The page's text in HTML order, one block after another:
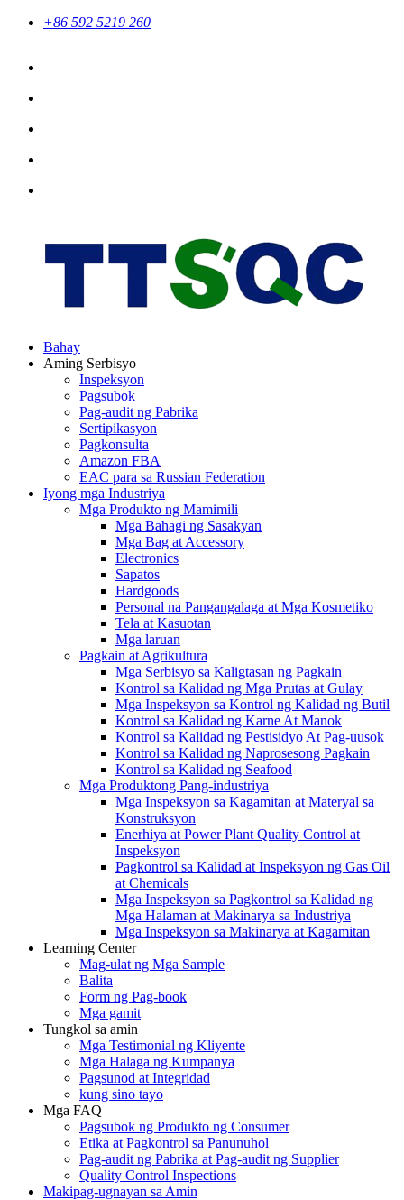
+86 592 5219 260
Bahay
Aming Serbisyo
Inspeksyon
Pagsubok
Pag-audit ng Pabrika
Sertipikasyon
Pagkonsulta
Amazon FBA
EAC para sa Russian Federation
Iyong mga Industriya
Mga Produkto ng Mamimili
Mga Bahagi ng Sasakyan
Mga Bag at Accessory
Electronics
Sapatos
Hardgoods
Personal na Pangangalaga at Mga Kosmetiko
Tela at Kasuotan
Mga laruan
Pagkain at Agrikultura
Mga Serbisyo sa Kaligtasan ng Pagkain
Kontrol sa Kalidad ng Mga Prutas at Gulay
Mga Inspeksyon sa Kontrol ng Kalidad ng Butil
Kontrol sa Kalidad ng Karne At Manok
Kontrol sa Kalidad ng Pestisidyo At Pag-uusok
Kontrol sa Kalidad ng Naprosesong Pagkain
Kontrol sa Kalidad ng Seafood
Mga Produktong Pang-industriya
Mga Inspeksyon sa Kagamitan at Materyal sa
Konstruksyon
Enerhiya at Power Plant Quality Control at
Inspeksyon
Pagkontrol sa Kalidad at Inspeksyon ng Gas Oil
at Chemicals
Mga Inspeksyon sa Pagkontrol sa Kalidad ng
Mga Halaman at Makinarya sa Industriya
Mga Inspeksyon sa Makinarya at Kagamitan
Learning Center
Mag-ulat ng Mga Sample
Balita
Form ng Pag-book
Mga gamit
Tungkol sa amin
Mga Testimonial ng Kliyente
Mga Halaga ng Kumpanya
Pagsunod at Integridad
kung sino tayo
Mga FAQ
Pagsubok ng Produkto ng Consumer
Etika at Pagkontrol sa Panunuhol
Pag-audit ng Pabrika at Pag-audit ng Supplier
Quality Control Inspections
Makipag-ugnayan sa Amin